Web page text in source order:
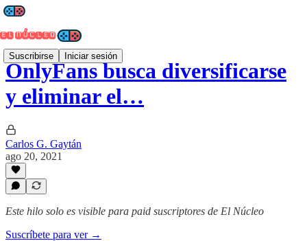
Suscribirse Iniciar sesión
OnlyFans busca diversificarse
y eliminar el…
Carlos G. Gaytán
ago 20, 2021
Este hilo solo es visible para paid suscriptores de El Núcleo
Suscríbete para ver →